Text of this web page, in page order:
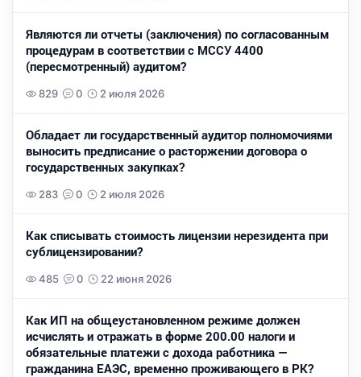
Являются ли отчеты (заключения) по согласованным
процедурам в соответствии с МССУ 4400
(пересмотренный) аудитом?
829 0 2 июля 2026
Обладает ли государственный аудитор полномочиями
выносить предписание о расторжении договора о
государственных закупках?
283 0 2 июля 2026
Как списывать стоимость лицензии нерезидента при
сублицензировании?
485 0 22 июня 2026
Как ИП на общеустановленном режиме должен
исчислять и отражать в форме 200.00 налоги и
обязательные платежи с дохода работника —
гражданина ЕАЭС, временно проживающего в РК?